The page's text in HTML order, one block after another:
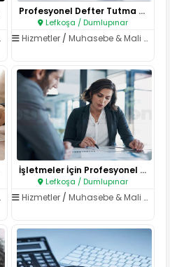
Profesyonel Defter Tutma Hizme..
Lefkoşa / Dumlupınar
Hizmetler /Muhasebe & Mali Müşavirlik
İşletmeler İçin Profesyonel Ma..
Lefkoşa / Dumlupınar
Hizmetler /Muhasebe & Mali Müşavirlik